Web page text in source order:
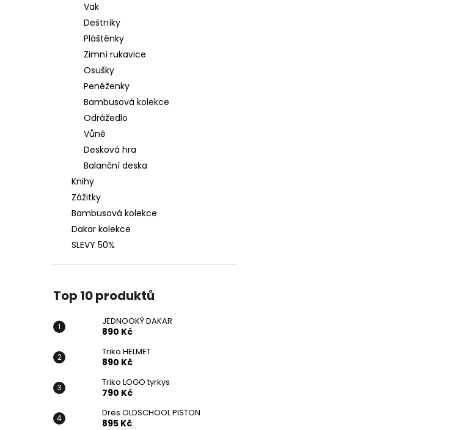
Vak
Deštníky
Pláštěnky
Zimní rukavice
Osušky
Peněženky
Bambusová kolekce
Odrážedlo
Vůně
Desková hra
Balanční deska
Knihy
Zážitky
Bambusová kolekce
Dakar kolekce
SLEVY 50%
Top 10 produktů
JEDNOOKÝ DAKAR
890 Kč
Triko HELMET
890 Kč
Triko LOGO tyrkys
790 Kč
Dres OLDSCHOOL PISTON
895 Kč
TRIKO
LOGO
TYRKYS
790